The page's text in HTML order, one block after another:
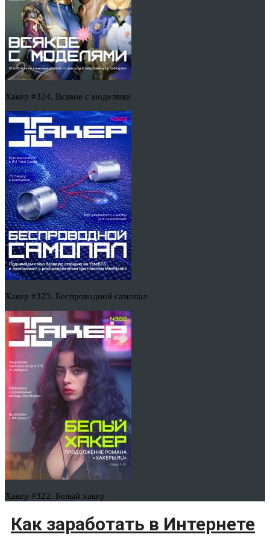
Хакер #324. Всякое с моделями
Хакер #323. Беспроводной самопал
Хакер #322. Белый хакер
Как заработать в Интернете